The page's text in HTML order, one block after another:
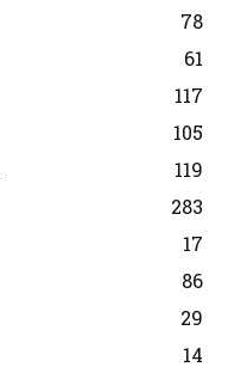
78
61
117
105
119
283
17
86
29
14